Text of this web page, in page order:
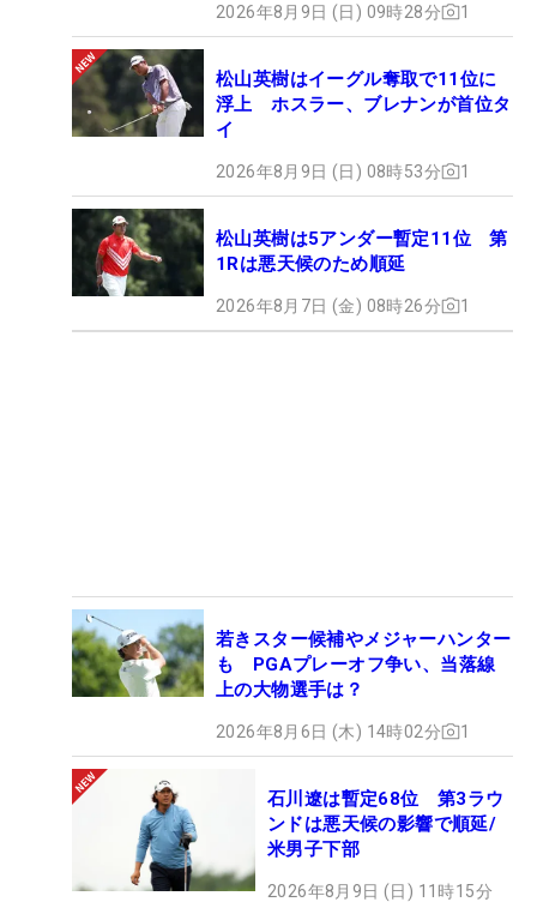
2026年8月9日 (日) 09時28分 1
松山英樹はイーグル奪取で11位に
浮上 ホスラー、ブレナンが首位タ
イ
2026年8月9日 (日) 08時53分 1
松山英樹は5アンダー暫定11位 第
1Rは悪天候のため順延
2026年8月7日 (金) 08時26分 1
若きスター候補やメジャーハンター
も PGAプレーオフ争い、当落線
上の大物選手は？
2026年8月6日 (木) 14時02分 1
石川遼は暫定68位 第3ラウ
ンドは悪天候の影響で順延/
米男子下部
2026年8月9日 (日) 11時15分